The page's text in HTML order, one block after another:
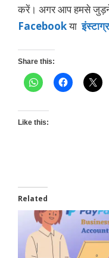
करें। अगर आप हमसे
Facebookया
Share this:
Like this:
Related